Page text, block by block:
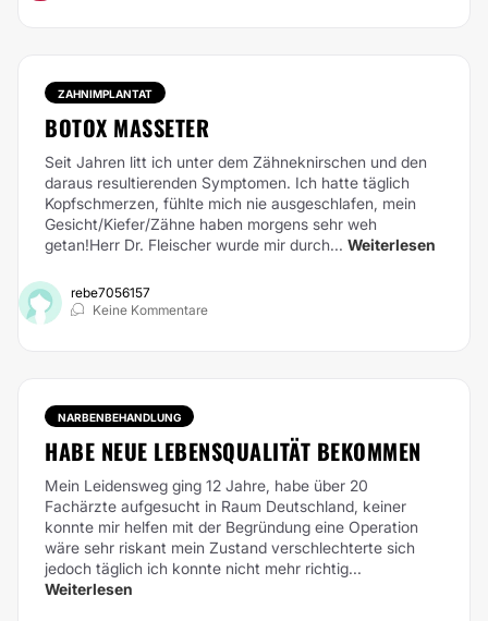
ZAHNIMPLANTAT
BOTOX MASSETER
Seit Jahren litt ich unter dem Zähneknirschen und den
daraus resultierenden Symptomen. Ich hatte täglich
Kopfschmerzen, fühlte mich nie ausgeschlafen, mein
Gesicht/Kiefer/Zähne haben morgens sehr weh
getan!Herr Dr. Fleischer wurde mir durch... Weiterlesen
rebe7056157
Keine Kommentare
NARBENBEHANDLUNG
HABE NEUE LEBENSQUALITÄT BEKOMMEN
Mein Leidensweg ging 12 Jahre, habe über 20
Fachärzte aufgesucht in Raum Deutschland, keiner
konnte mir helfen mit der Begründung eine Operation
wäre sehr riskant mein Zustand verschlechterte sich
jedoch täglich ich konnte nicht mehr richtig...
Weiterlesen